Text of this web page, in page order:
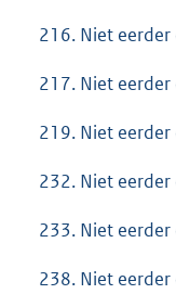
216. Niet
217. Niet
219. Niet
232. Niet
233. Niet
238. Niet